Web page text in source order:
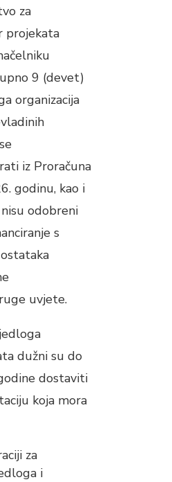
za
projekata
9 (devet)
organizacija
iz Proračuna
godinu, kao i
odobreni
s
uvjete.
dužni su do
dostaviti
koja mora
za
i